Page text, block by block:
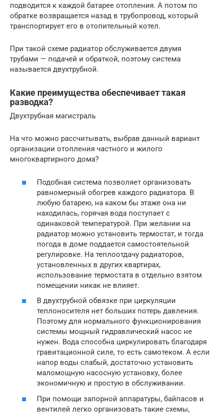
подводится к каждой батарее отопления. А потом по
обратке возвращается назад в трубопровод, который
транспортирует его в отопительный котел.
При такой схеме радиатор обслуживается двумя
трубами — подачей и обраткой, поэтому система
называется двухтрубной.
Какие преимущества обеспечивает такая
разводка?
Двухтрубная магистраль
На что можно рассчитывать, выбрав данный вариант
организации отопления частного и жилого
многоквартирного дома?
Подобная система позволяет организовать
равномерный обогрев каждого радиатора. В
любую батарею, на каком бы этаже она ни
находилась, горячая вода поступает с
одинаковой температурой. При желании на
радиатор можно установить термостат, и тогда
погода в доме поддается самостоятельной
регулировке. На теплоотдачу радиаторов,
установленных в других квартирах,
использование термостата в отдельно взятом
помещении никак не влияет.
В двухтрубной обвязке при циркуляции
теплоносителя нет больших потерь давления.
Поэтому для нормального функционирования
системы мощный гидравлический насос не
нужен. Вода способна циркулировать благодаря
гравитационной силе, то есть самотеком. А если
напор воды слабый, достаточно установить
маломощную насосную установку, более
экономичную и простую в обслуживании.
При помощи запорной аппаратуры, байпасов и
вентилей легко организовать такие схемы,